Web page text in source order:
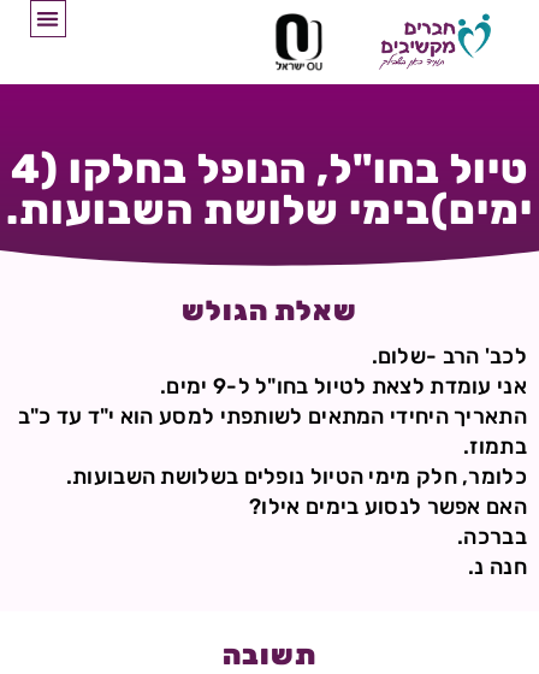
טיול בחו"ל, הנופל בחלקו (4
ימים)בימי שלושת השבועות.
שאלת הגולש
לכב' הרב -שלום.
אני עומדת לצאת לטיול בחו"ל ל-9 ימים.
התאריך היחידי המתאים לשותפתי למסע הוא י"ד עד כ"ב
בתמוז.
כלומר, חלק מימי הטיול נופלים בשלושת השבועות.
האם אפשר לנסוע בימים אילו?
בברכה.
חנה נ.
תשובה